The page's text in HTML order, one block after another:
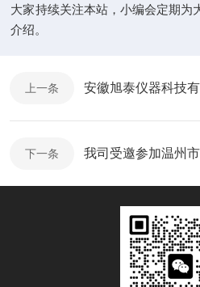
大家持续关注本站，小编会定期为
介绍。
上一条 安徽旭泰仪器科技
下一条